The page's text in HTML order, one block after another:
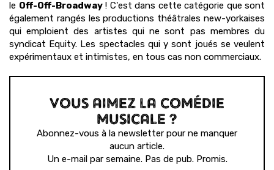
le Off-Off-Broadway! C'est dans cette catégorie que sont
également rangés les productions théâtrales new-yorkaises
qui emploient des artistes qui ne sont pas membres du
syndicat Equity. Les spectacles qui y sont joués se veulent
expérimentaux et intimistes, en tous cas non commerciaux.
VOUS AIMEZ LA COMÉDIE
MUSICALE ?
Abonnez-vous à la newsletter pour ne manquer
aucun article.
Un e-mail par semaine. Pas de pub. Promis.